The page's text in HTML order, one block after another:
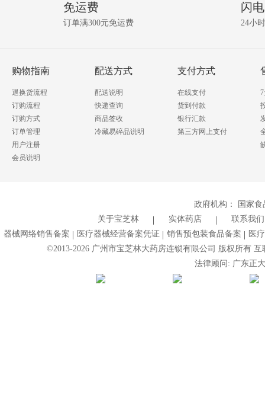
我要提问
免运费
订单满300元免运费
闪
24小
购物指南
退换货流程
订购流程
订购方式
订单管理
用户注册
会员说明
配送方式
配送说明
快递查询
商品签收
冷藏易碎品说明
支付方式
在线支付
货到付款
银行汇款
第三方网上支付
政府机构：
国家
关于宝芝林
实体药店
联系我们
器械网络销售备案
医疗器械经营备案凭证 销售预包装食品备案
医
©2013-2026广州市宝芝林大药房连锁有限公司 版权所有
法律顾问: 广东正